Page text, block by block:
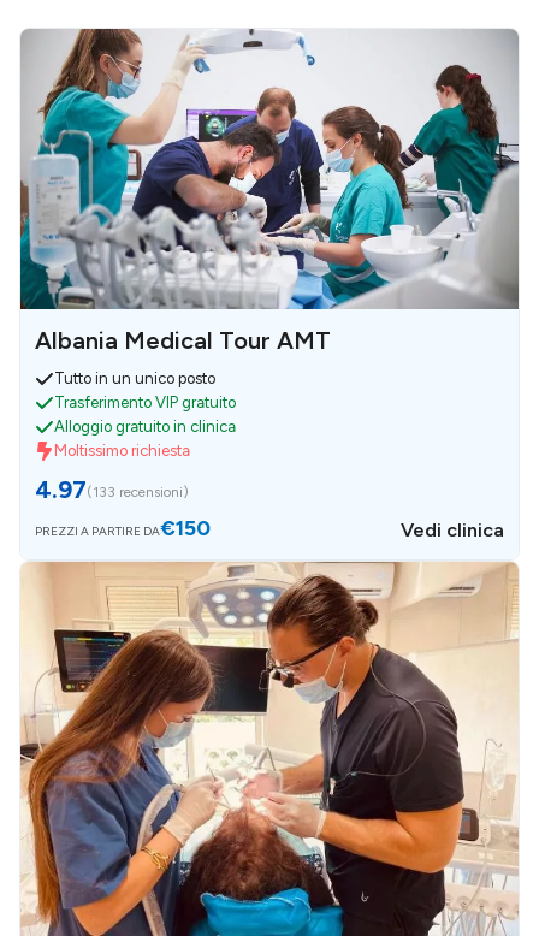
Albania Medical Tour AMT
Tutto in un unico posto
Trasferimento VIP gratuito
Alloggio gratuito in clinica
Moltissimo richiesta
4.97(133 recensioni)
PREZZI A PARTIRE DA€150 Vedi clinica